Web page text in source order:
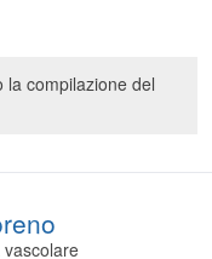
la compilazione del